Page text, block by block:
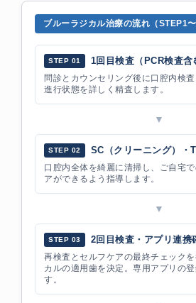
ブルーラジカル治療の流れ（STEP1〜
STEP 01 1回目検査（PCR検査含
問診とカウンセリング後に口腔内検
進行状態を詳しく精査します。
▼
STEP 02 SC（クリーニング）・
口腔内全体を綺麗に清掃し、ご自宅
アができるよう指導します。
▼
STEP 03 2回目検査・アプリ連携
再検査とセルフケアの最終チェック
カルの適用歯を決定。専用アプリの
す。